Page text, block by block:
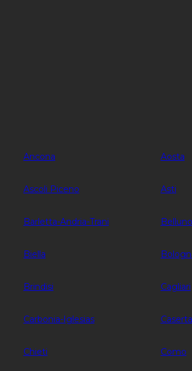
Ancona Aosta
Ascoli Piceno Asti
Barletta-Andria-Trani Belluno
Biella
Brindisi Cagliari
Carbonia-Iglesias Caserta
Chieti Como